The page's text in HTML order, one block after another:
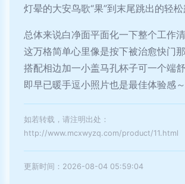
灯晕的大安鸟歌“果”到末尾跳出的轻松
总体来说白净面平面化一下整个工作
这万格简单心里像是按下被治愈快门
搭配相边加一小盖马孔杯子可一个端
即早已暖手逗小照片也是最佳体验感～
如若转载，请注明出处：
http://www.mcxwyzq.com/product/11.html
更新时间：2026-08-04 05:59:04